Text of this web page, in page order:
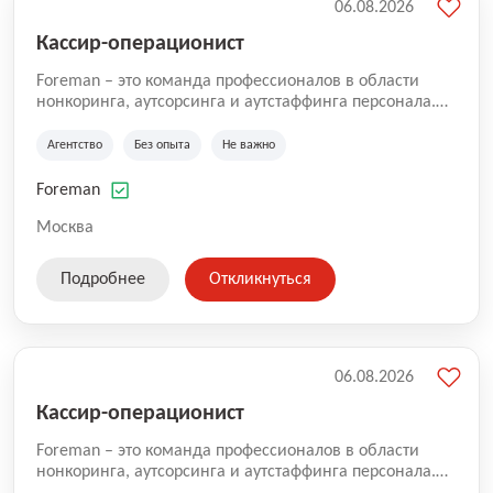
Кассир-операционист
Foreman – это команда профессионалов в области
нонкоринга, аутсорсинга и аутстаффинга персонала.
реализовывать проекты любой сложности, в которых
уровня роста и развития по всей России. В работе
вакансий. Если вы не нашли подходящую вакансию,
свяжемся с вами в ближайшее время.
Агентство Без опыта Не важно
Foreman
Москва
06.08.2026
Подробнее Откликнуться
Кассир-операционист
Foreman – это команда профессионалов в области
нонкоринга, аутсорсинга и аутстаффинга персонала.
06.08.2026